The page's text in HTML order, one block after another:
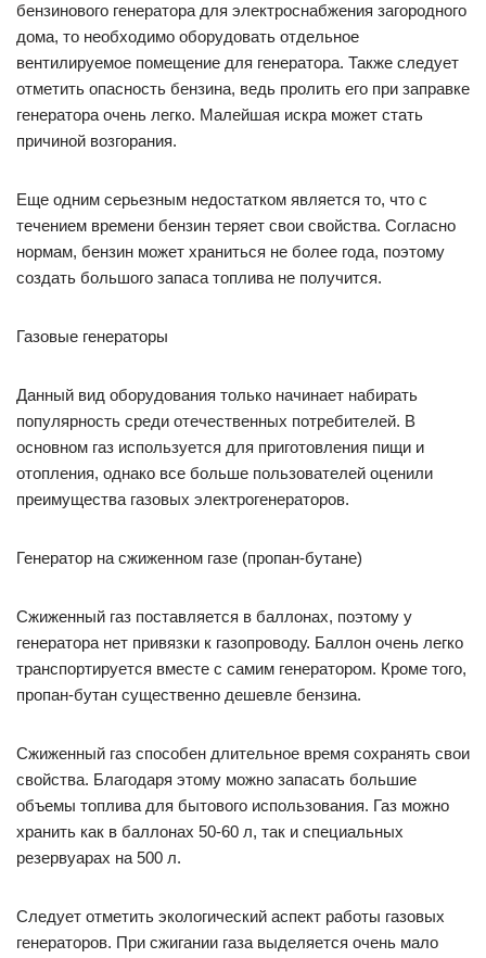
бензинового генератора для электроснабжения загородного
дома, то необходимо оборудовать отдельное
вентилируемое помещение для генератора. Также следует
отметить опасность бензина, ведь пролить его при заправке
генератора очень легко. Малейшая искра может стать
причиной возгорания.
Еще одним серьезным недостатком является то, что с
течением времени бензин теряет свои свойства. Согласно
нормам, бензин может храниться не более года, поэтому
создать большого запаса топлива не получится.
Газовые генераторы
Данный вид оборудования только начинает набирать
популярность среди отечественных потребителей. В
основном газ используется для приготовления пищи и
отопления, однако все больше пользователей оценили
преимущества газовых электрогенераторов.
Генератор на сжиженном газе (пропан-бутане)
Сжиженный газ поставляется в баллонах, поэтому у
генератора нет привязки к газопроводу. Баллон очень легко
транспортируется вместе с самим генератором. Кроме того,
пропан-бутан существенно дешевле бензина.
Сжиженный газ способен длительное время сохранять свои
свойства. Благодаря этому можно запасать большие
объемы топлива для бытового использования. Газ можно
хранить как в баллонах 50-60 л, так и специальных
резервуарах на 500 л.
Следует отметить экологический аспект работы газовых
генераторов. При сжигании газа выделяется очень мало